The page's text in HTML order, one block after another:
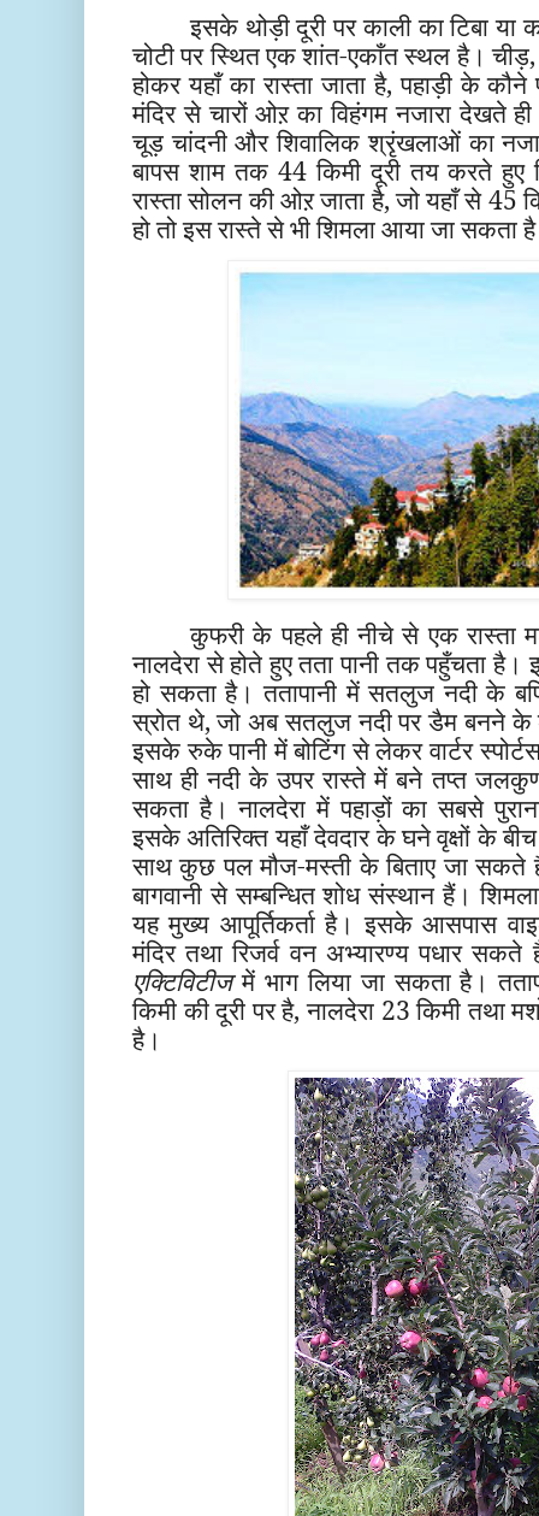
इसके थोड़ी दूरी पर काली का टिबा या
चोटी पर स्थित एक शांत-एकाँत स्थल है।
होकर यहाँ का रास्ता जाता है, पहाड़ी के
मंदिर से चारों ओऱ का विहंगम नजारा देखते
चूड़ चांदनी और शिवालिक श्रृंखलाओं का
बापस शाम तक 44 किमी दूरी तय करते
रास्ता सोलन की ओऱ जाता है, जो यहाँ से 45
हो तो इस रास्ते से भी शिमला आया जा सकता
कुफरी के पहले ही नीचे से एक रास्ता
नालदेरा से होते हुए तता पानी तक पहुँचता
हो सकता है। ततापानी में सतलुज नदी के
स्रोत थे, जो अब सतलुज नदी पर डैम बनने के
इसके रुके पानी में बोटिंग से लेकर वार्टर
साथ ही नदी के उपर रास्ते में बने तप्त
सकता है। नालदेरा में पहाड़ों का सबसे
इसके अतिरिक्त यहाँ देवदार के घने वृक्षों के
साथ कुछ पल मौज-मस्ती के बिताए जा सकते
बागवानी से सम्बन्धित शोध संस्थान हैं।
यह मुख्य आपूर्तिकर्ता है। इसके आसपास
मंदिर तथा रिजर्व वन अभ्यारण्य पधार
एक्टिविटीजमें भाग लिया जा सकता है।
किमी की दूरी पर है, नालदेरा 23 किमी तथा
है।